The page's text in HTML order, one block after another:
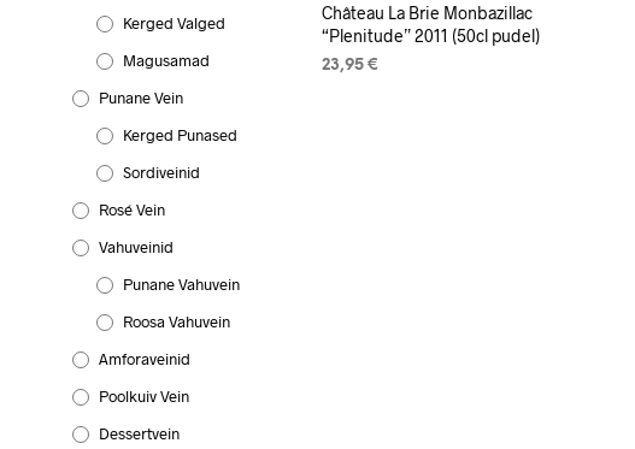
Kerged Valged
Magusamad
Punane Vein
Kerged Punased
Sordiveinid
Rosé Vein
Vahuveinid
Punane Vahuvein
Roosa Vahuvein
Amforaveinid
Poolkuiv Vein
Dessertvein
Château La Brie Monbazillac
“Plenitude” 2011 (50cl pudel)
23,95€